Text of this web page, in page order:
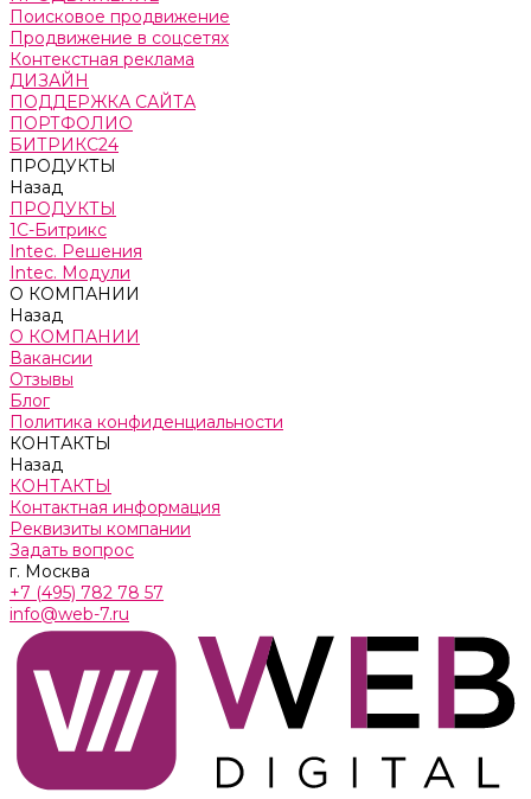
Поисковое продвижение
Продвижение в соцсетях
Контекстная реклама
ДИЗАЙН
ПОДДЕРЖКА САЙТА
ПОРТФОЛИО
БИТРИКС24
ПРОДУКТЫ
Назад
ПРОДУКТЫ
1С-Битрикс
Intec. Решения
Intec. Модули
О КОМПАНИИ
Назад
О КОМПАНИИ
Вакансии
Отзывы
Блог
Политика конфиденциальности
КОНТАКТЫ
Назад
КОНТАКТЫ
Контактная информация
Реквизиты компании
Задать вопрос
г. Москва
+7 (495) 782 78 57
info@web-7.ru